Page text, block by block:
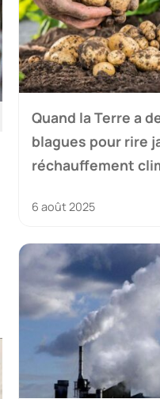
Quand la Terre a
blagues pour rire
réchauffement
6 août 2025